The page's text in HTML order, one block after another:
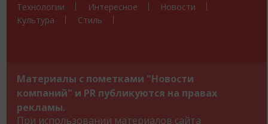
Технологии
Интересное
Новости
Культура
Стиль
Материалы с пометками "Новости
компаний" и PR публикуются на правах
рекламы.
При использовании материалов сайта